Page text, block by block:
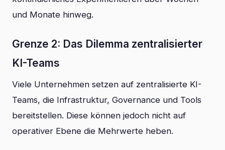
und Monate hinweg.
Grenze 2: Das Dilemma zentralisierter
KI-Teams
Viele Unternehmen setzen auf zentralisierte KI-
Teams, die Infrastruktur, Governance und Tools
bereitstellen. Diese können jedoch nicht auf
operativer Ebene die Mehrwerte heben.